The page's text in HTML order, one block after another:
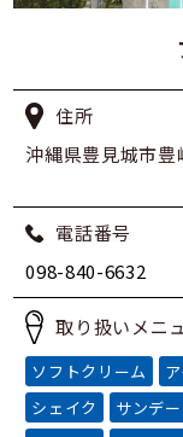
住所
沖縄県豊見城市豊
電話番号
098-840-6632
取り扱いメニ
ソフトクリーム
シェイク
サンデー